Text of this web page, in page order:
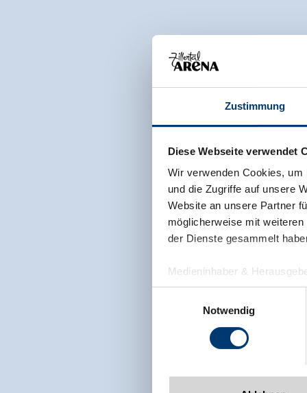
Zustimmung
Diese Webseite verwendet
Wir verwenden Cookies,
und die Zugriffe auf unsere
Website an unsere Partner
möglicherweise mit
der Dienste gesammelt
Medieninhaber &
Zeller Bergbahnen Zillertal
Rohr 23// A-6280 Zell am Ziller
www.zillertalarena.com
Notwendig